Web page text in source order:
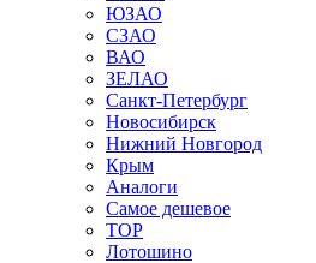
ЮЗАО
СЗАО
ВАО
ЗЕЛАО
Санкт-Петербург
Новосибирск
Нижний Новгород
Крым
Аналоги
Самое дешевое
TOP
Лотошино